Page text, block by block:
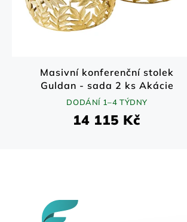
Masivní konferenční stolek
Guldan - sada 2 ks Akácie
70x70 cm
DODÁNÍ 1–4 TÝDNY
14 115 Kč